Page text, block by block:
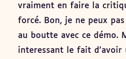
vraiment en faire la
forcé. Bon, je ne peux
au boutte avec ce démo.
interessant le fait